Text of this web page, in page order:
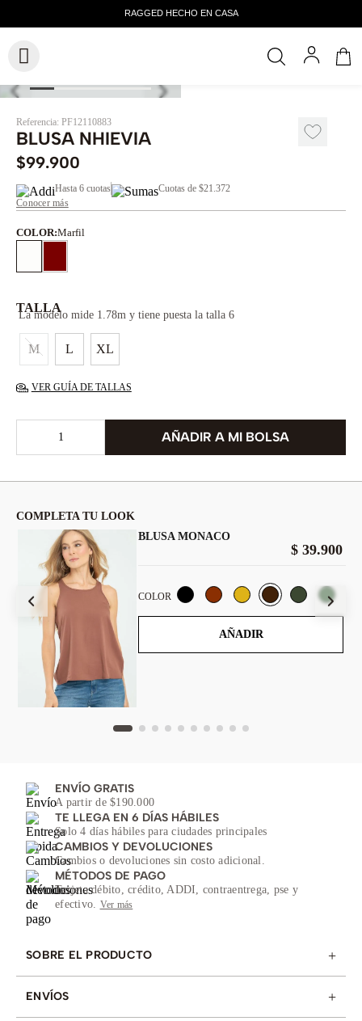
Referencia: PF12110883
BLUSA NHIEVIA
$99.900
Hasta 6 cuotas Cuotas de $21.372
Conocer más
COLOR:Marfil
TALLA
M L XL
La modelo mide 1.78m y tiene puesta la talla 6
VER GUÍA DE TALLAS
COMPLETA TU LOOK
BLUSA MONACO
$ 39.900
COLOR
AÑADIR
ENVÍO GRATIS
A partir de $190.000
TE LLEGA EN 6 DÍAS HÁBILES
Solo 4 días hábiles para ciudades principales
CAMBIOS Y DEVOLUCIONES
Cambios o devoluciones sin costo adicional.
MÉTODOS DE PAGO
Tarjeta débito, crédito, ADDI, contraentrega, pse y
efectivo. Ver más
SOBRE EL PRODUCTO +
ENVÍOS +